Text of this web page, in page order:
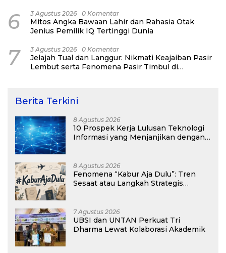
6 3 Agustus 2026 0 Komentar
Mitos Angka Bawaan Lahir dan Rahasia Otak
Jenius Pemilik IQ Tertinggi Dunia
7 3 Agustus 2026 0 Komentar
Jelajah Tual dan Langgur: Nikmati Keajaiban Pasir
Lembut serta Fenomena Pasir Timbul di
Berita Terkini
8 Agustus 2026
10 Prospek Kerja Lulusan Teknologi
Informasi yang Menjanjikan dengan
8 Agustus 2026
Fenomena “Kabur Aja Dulu”: Tren
Sesaat atau Langkah Strategis
7 Agustus 2026
UBSI dan UNTAN Perkuat Tri
Dharma Lewat Kolaborasi Akademik